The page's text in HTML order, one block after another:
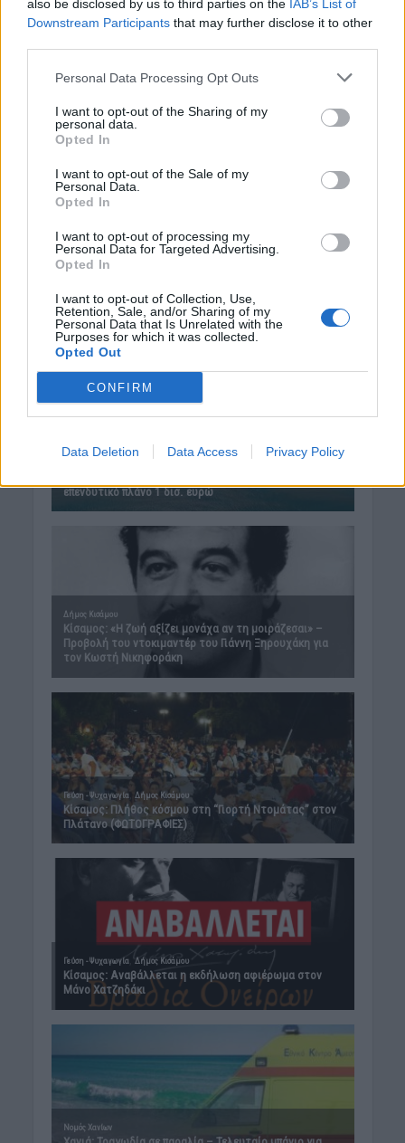
also be disclosed by us to third parties on the IAB’s List of
Downstream Participants that may further disclose it to other
Personal Data Processing Opt Outs
I want to opt-out of the Sharing of my
personal data.
Opted In
I want to opt-out of the Sale of my
Personal Data.
Opted In
I want to opt-out of processing my
Personal Data for Targeted Advertising.
Opted In
I want to opt-out of Collection, Use,
Retention, Sale, and/or Sharing of my
Personal Data that Is Unrelated with the
Purposes for which it was collected.
Opted Out
CONFIRM
Data Deletion Data Access Privacy Policy